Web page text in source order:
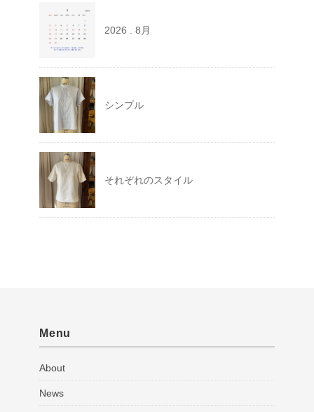
2026 . 8月
シンプル
それぞれのスタイル
Menu
About
News